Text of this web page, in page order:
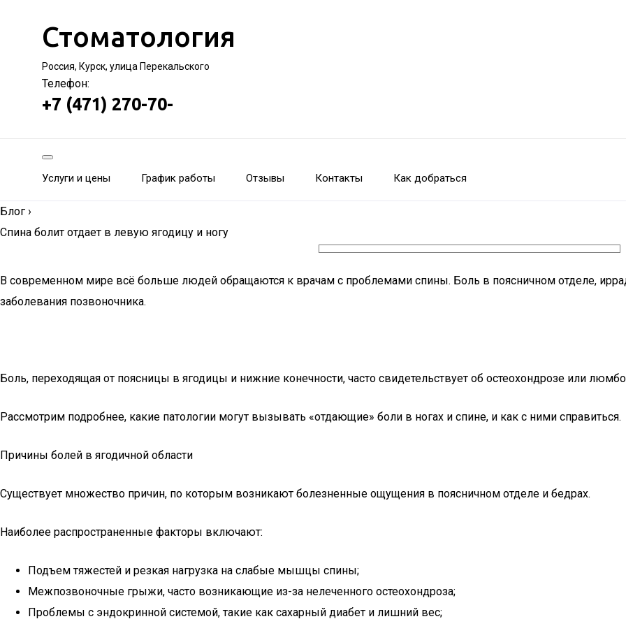
Стоматология
Россия, Курск, улица Перекальского
Телефон:
+7 (471) 270-70-
Услуги и цены График работы Отзывы Контакты Как добраться
Блог ›
Спина болит отдает в левую ягодицу и ногу
В современном мире всё больше людей обращаются к врачам с проблемами спины. Боль в поясничном отделе,
заболевания позвоночника.
Боль, переходящая от поясницы в ягодицы и нижние конечности, часто свидетельствует об остеохондрозе или
Рассмотрим подробнее, какие патологии могут вызывать «отдающие» боли в ногах и спине, и как с ними справиться.
Причины болей в ягодичной области
Существует множество причин, по которым возникают болезненные ощущения в поясничном отделе и бедрах.
Наиболее распространенные факторы включают:
Подъем тяжестей и резкая нагрузка на слабые мышцы спины;
Межпозвоночные грыжи, часто возникающие из-за нелеченного остеохондроза;
Проблемы с эндокринной системой, такие как сахарный диабет и лишний вес;